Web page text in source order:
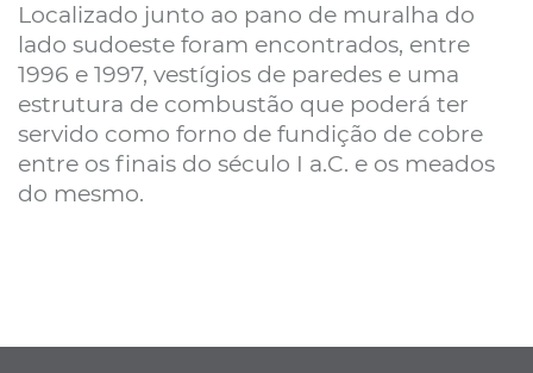
Localizado junto ao pano de muralha do
lado sudoeste foram encontrados, entre
1996 e 1997, vestígios de paredes e uma
estrutura de combustão que poderá ter
servido como forno de fundição de cobre
entre os finais do século I a.C. e os meados
do mesmo.